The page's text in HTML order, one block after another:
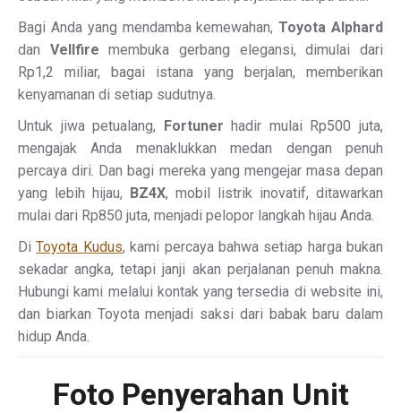
Bagi Anda yang mendamba kemewahan,Toyota Alphard
dan Vellfire membuka gerbang elegansi, dimulai dari
Rp1,2 miliar, bagai istana yang berjalan, memberikan
kenyamanan di setiap sudutnya.
Untuk jiwa petualang, Fortuner hadir mulai Rp500 juta,
mengajak Anda menaklukkan medan dengan penuh
percaya diri. Dan bagi mereka yang mengejar masa depan
yang lebih hijau, BZ4X, mobil listrik inovatif, ditawarkan
mulai dari Rp850 juta, menjadi pelopor langkah hijau Anda.
DiToyota Kudus, kami percaya bahwa setiap harga bukan
sekadar angka, tetapi janji akan perjalanan penuh makna.
Hubungi kami melalui kontak yang tersedia di website ini,
dan biarkan Toyota menjadi saksi dari babak baru dalam
hidup Anda.
Foto Penyerahan Unit